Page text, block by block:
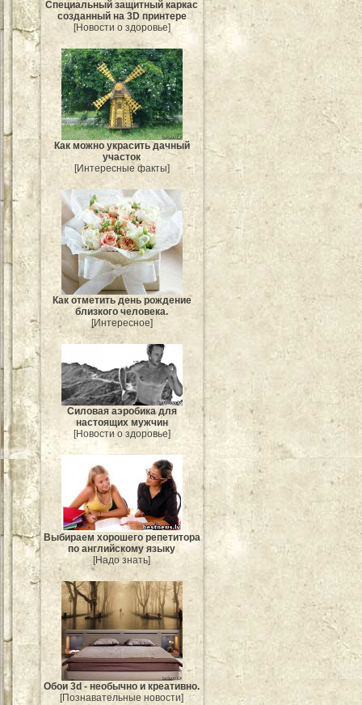
Специальный защитный каркас
созданный на 3D принтере
[Новости о здоровье]
Как можно украсить дачный
участок
[Интересные факты]
Как отметить день рождение
близкого человека.
[Интересное]
Силовая аэробика для
настоящих мужчин
[Новости о здоровье]
Выбираем хорошего репетитора
по английскому языку
[Надо знать]
Обои 3d - необычно и креативно.
[Познавательные новости]